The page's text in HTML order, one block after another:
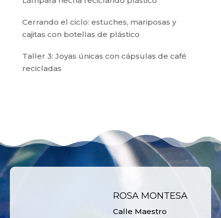
Cerrando el ciclo: estuches, mariposas y
cajitas con botellas de plástico
Taller 3: Joyas únicas con cápsulas de café
recicladas
ROSA MONTESA
Calle Maestro